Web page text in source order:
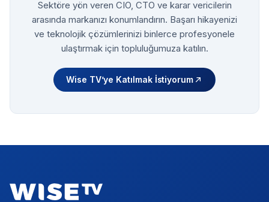
Sektöre yön veren CIO, CTO ve karar vericilerin
arasında markanızı konumlandırın. Başarı hikayenizi
ve teknolojik çözümlerinizi binlerce profesyonele
ulaştırmak için topluluğumuza katılın.
Wise TV’ye Katılmak İstiyorum